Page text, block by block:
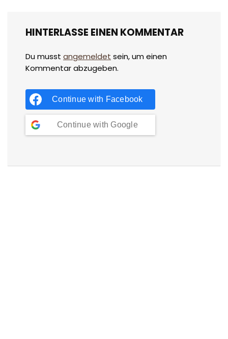
HINTERLASSE EINEN KOMMENTAR
Du musst angemeldet sein, um einen
Kommentar abzugeben.
Continue with Facebook
Continue with Google